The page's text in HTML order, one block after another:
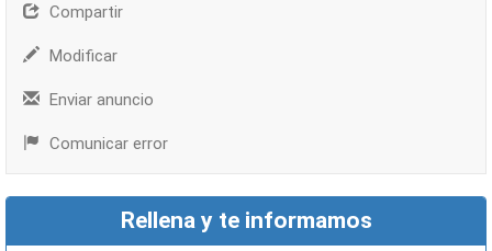
Compartir
Modificar
Enviar anuncio
Comunicar error
Rellena y te informamos